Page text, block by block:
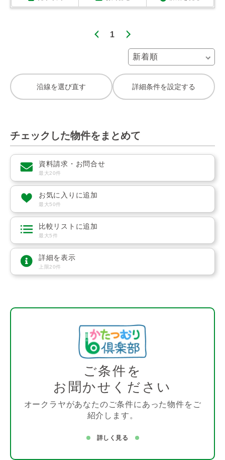
1
沿線を選び直す 詳細条件を設定する
チェックした物件をまとめて
資料請求・お問合せ
最大20件
お気に入りに追加
最大50件
比較リストに追加
最大5件
詳細を表示
上限20件
ご条件を
お聞かせください
オークラヤがあなたのご条件にあった物件をご
紹介します。
詳しく見る